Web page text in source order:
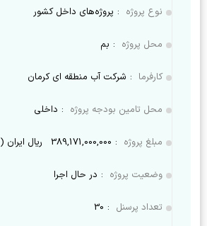
نوع پروژه : پروژه‌های داخل کشور
محل پروژه : بم
کارفرما : شرکت آب منطقه ای کرمان
محل تامین بودجه پروژه : داخلی
مبلغ پروژه :
389,171,000,000 ریال ایران (IRR)
وضعیت پروژه : در حال اجرا
تعداد پرسنل :
30